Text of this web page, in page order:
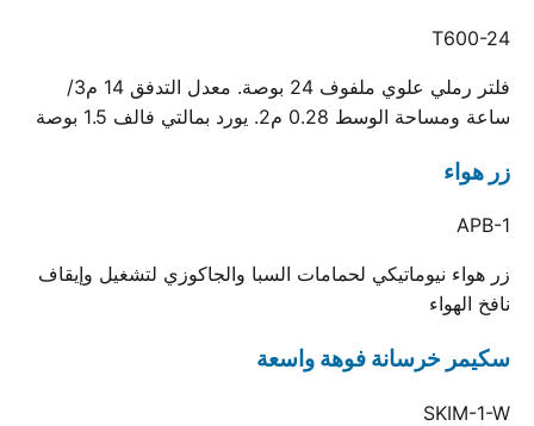
T600-24
فلتر رملي علوي ملفوف 24 بوصة. معدل التدفق 14 م3/
ساعة ومساحة الوسط 0.28 م2. يورد بمالتي فالف 1.5 بوصة
زر هواء
APB-1
زر هواء نيوماتيكي لحمامات السبا والجاكوزي لتشغيل وإيقاف
نافخ الهواء
سكيمر خرسانة فوهة واسعة
SKIM-1-W